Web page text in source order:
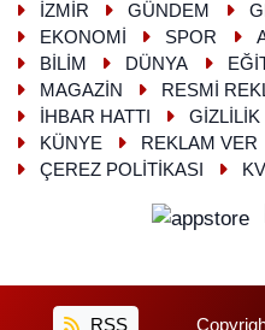
İZMİR GÜNDEM
EKONOMİ
SPOR
BİLİM
DÜNYA
MAGAZİN
RESMİ
İHBAR HATTI
GİZLİLİK
KÜNYE
REKLAM VER
ÇEREZ POLİTİKASI
RSS